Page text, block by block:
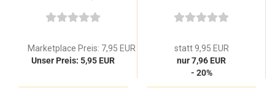
Marketplace Preis: 7,95 EUR
Unser Preis: 5,95 EUR
statt 9,95 EUR
nur 7,96 EUR
- 20%